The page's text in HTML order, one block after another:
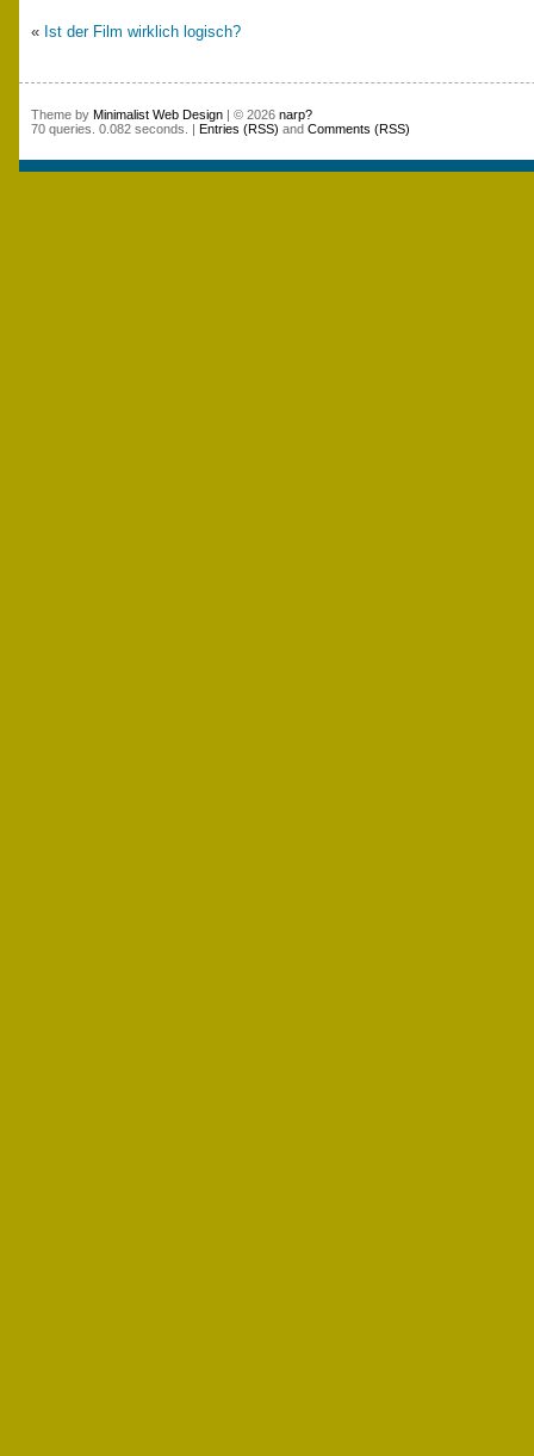
« Ist der Film wirklich logisch?
Theme by Minimalist Web Design| © 2026 narp?
70 queries. 0.082 seconds. | Entries (RSS) and Comments (RSS)